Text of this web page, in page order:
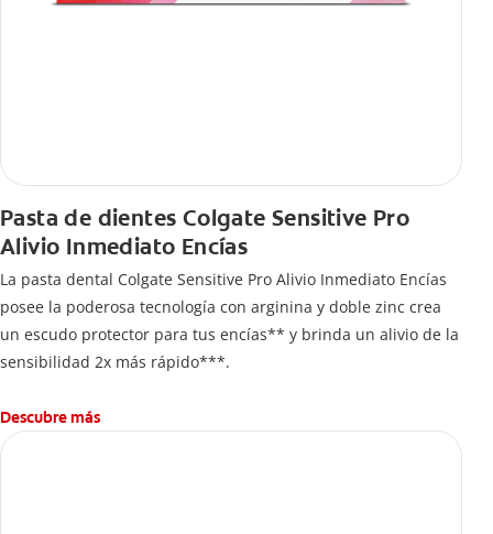
Pasta de dientes Colgate Sensitive Pro
Alivio Inmediato Encías
La pasta dental Colgate Sensitive Pro Alivio Inmediato Encías
posee la poderosa tecnología con arginina y doble zinc crea
un escudo protector para tus encías** y brinda un alivio de la
sensibilidad 2x más rápido***.
Descubre más